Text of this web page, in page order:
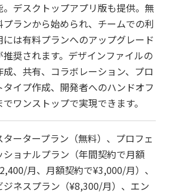
。デスクトップアプリ版も提供。無
プランから始められ、チームでの利
には有料プランへのアップグレード
推奨されます。デザインファイルの
成、共有、コラボレーション、プロ
タイプ作成、開発者へのハンドオフ
でワンストップで実現できます。
タータープラン（無料）、プロフェ
ショナルプラン（年間契約で月額
月、月額契約で¥3,000/月）、
ジネスプラン（¥8,300/月）、エン